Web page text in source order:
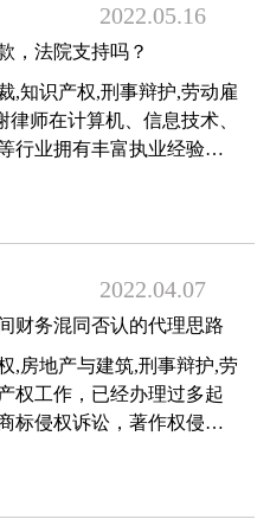
16
2022.05
，法院支持吗？
,知识产权,刑事辩护,劳动雇
师在计算机、信息技术、
行业拥有丰富执业经验。
07
2022.04
财务混同否认的代理思路
,房地产与建筑,刑事辩护,劳
权工作，已经办理过多起
标侵权诉讼，著作权侵权